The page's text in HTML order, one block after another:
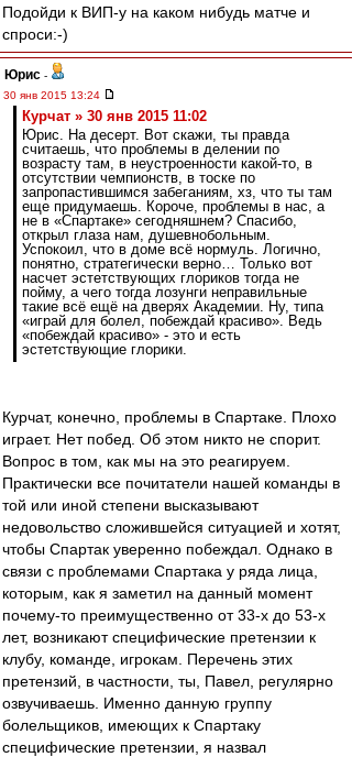
Подойди к ВИП-у на каком нибудь матче и
спроси:-)
Юрис -
30 янв 2015 13:24
Курчат » 30 янв 2015 11:02
Юрис. На десерт. Вот скажи, ты правда
считаешь, что проблемы в делении по
возрасту там, в неустроенности какой-то, в
отсутствии чемпионств, в тоске по
запропастившимся забеганиям, хз, что ты там
еще придумаешь. Короче, проблемы в нас, а
не в «Спартаке» сегодняшнем? Спасибо,
открыл глаза нам, душевнобольным.
Успокоил, что в доме всё нормуль. Логично,
понятно, стратегически верно… Только вот
насчет эстетствующих глориков тогда не
пойму, а чего тогда лозунги неправильные
такие всё ещё на дверях Академии. Ну, типа
«играй для болел, побеждай красиво». Ведь
«побеждай красиво» - это и есть
эстетствующие глорики.
Курчат, конечно, проблемы в Спартаке. Плохо
играет. Нет побед. Об этом никто не спорит.
Вопрос в том, как мы на это реагируем.
Практически все почитатели нашей команды в
той или иной степени высказывают
недовольство сложившейся ситуацией и хотят,
чтобы Спартак уверенно побеждал. Однако в
связи с проблемами Спартака у ряда лица,
которым, как я заметил на данный момент
почему-то преимущественно от 33-х до 53-х
лет, возникают специфические претензии к
клубу, команде, игрокам. Перечень этих
претензий, в частности, ты, Павел, регулярно
озвучиваешь. Именно данную группу
болельщиков, имеющих к Спартаку
специфические претензии, я назвал